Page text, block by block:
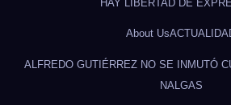
HAY LIBERTAD DE
About Us
ALFREDO GUTIÉRREZ NO SE INMUTÓ
NALGAS